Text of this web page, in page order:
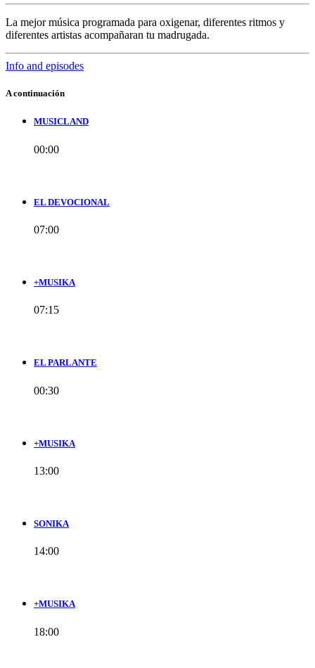
La mejor música programada para oxigenar, diferentes ritmos y
diferentes artistas acompañaran tu madrugada.
Info and episodes
A continuación
MUSICLAND
00:00
EL DEVOCIONAL
07:00
+MUSIKA
07:15
EL PARLANTE
00:30
+MUSIKA
13:00
SONIKA
14:00
+MUSIKA
18:00